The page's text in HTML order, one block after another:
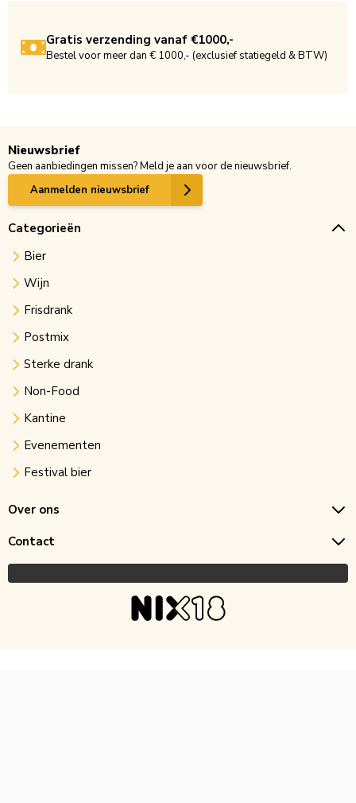
Gratis verzending vanaf €1000,-
Bestel voor meer dan € 1000,- (exclusief statiegeld & BTW)
Nieuwsbrief
Geen aanbiedingen missen? Meld je aan voor de nieuwsbrief.
Aanmelden nieuwsbrief
Categorieën
Bier
Wijn
Frisdrank
Postmix
Sterke drank
Non-Food
Kantine
Evenementen
Festival bier
Over ons
Contact